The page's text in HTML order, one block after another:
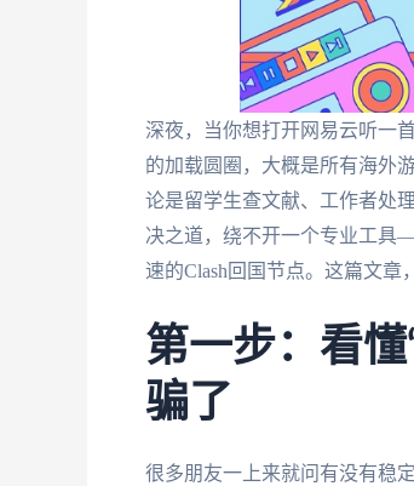
深夜，当你想打开网易云听一
的加载圆圈，大概是所有海外
论是留学生查文献、工作者处
决之道，绕不开一个专业工具
速的Clash回国节点。这篇文章
第一步：看懂
骗了
很多朋友一上来就问有没有稳